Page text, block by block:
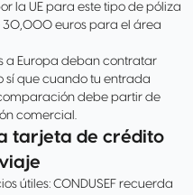
la UE para este tipo de póliza
30,000 euros para el área
a Europa deban contratar
sí que cuando tu entrada
debe partir de
comercial.
tarjeta de crédito
útiles: CONDUSEF recuerda